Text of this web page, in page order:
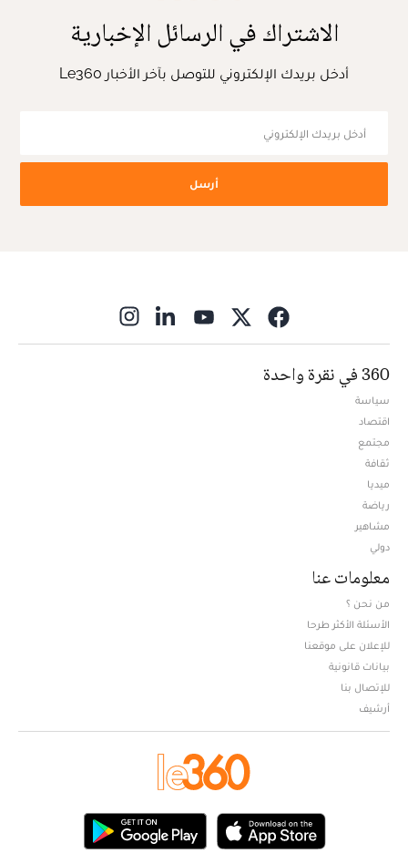
الاشتراك في الرسائل الإخبارية
أدخل بريدك الإلكتروني للتوصل بآخر الأخبار Le360
أرسل
360 في نقرة واحدة
سياسة
اقتصاد
مجتمع
ثقافة
ميديا
رياضة
مشاهير
دولي
معلومات عنا
من نحن ؟
الأسئلة الأكثر طرحا
للإعلان على موقعنا
بيانات قانونية
للإتصال بنا
أرشيف